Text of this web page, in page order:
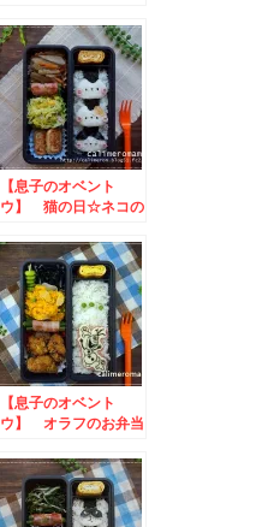
【息子のオベント
ウ】 猫の日☆ネコの
【息子のオベント
ウ】 オラフのお弁当